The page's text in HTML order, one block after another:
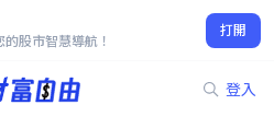
股市智慧導航！
打開
登入
-2.67%